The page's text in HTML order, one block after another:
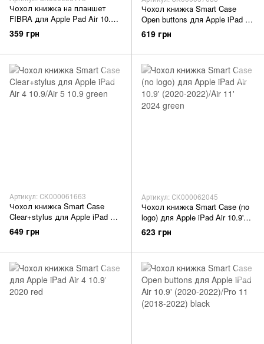
Чохол книжка на планшет
FIBRA для Apple Pad Air 10.9"
black
359 грн
Чохол книжка Smart Case
Open buttons для Apple iPad Air
10.9' (2020-2022)/Pro 11 (2018-
2022) mint
619 грн
Артикул: СК000061663
Чохол книжка Smart Case
Clear+stylus для Apple iPad Air
4 10.9/Air 5 10.9 green
649 грн
Артикул: СК000062045
Чохол книжка Smart Case (no
logo) для Apple iPad Air 10.9'
(2020-2022)/Air 11' 2024 green
623 грн